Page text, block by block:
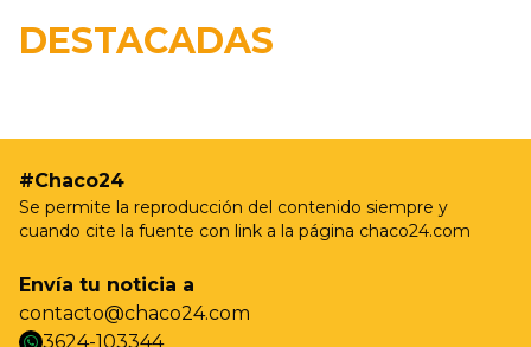
DESTACADAS
castración gratuita para perros y gatos en Villa
Prosperidad
#Chaco24
Se permite la reproducción del contenido siempre y
cuando cite la fuente con link a la página chaco24.com
Envía tu noticia a
contacto@chaco24.com
3624-103344